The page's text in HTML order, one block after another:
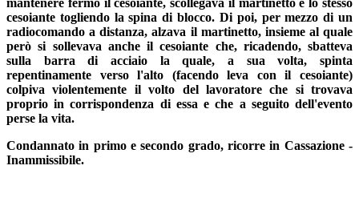
cesoiante togliendo la spina di blocco. Di poi, per mezzo di un
radiocomando a distanza, alzava il martinetto, insieme al quale
però si sollevava anche il cesoiante che, ricadendo, sbatteva
sulla barra di acciaio la quale, a sua volta, spinta
repentinamente verso l'alto (facendo leva con il cesoiante)
colpiva violentemente il volto del lavoratore che si trovava
proprio in corrispondenza di essa e che a seguito dell'evento
perse la vita.
Condannato in primo e secondo grado, ricorre in Cassazione -
Inammissibile.